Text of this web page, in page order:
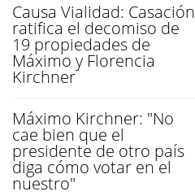
Causa Vialidad: Casación
ratifica el decomiso de
19 propiedades de
Máximo y Florencia
Kirchner
Máximo Kirchner: "No
cae bien que el
presidente de otro país
diga cómo votar en el
nuestro"